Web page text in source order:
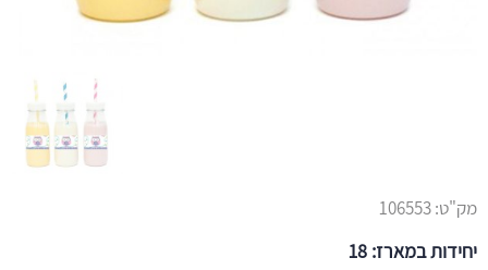
מק"ט:106553
יחידות במארז: 18